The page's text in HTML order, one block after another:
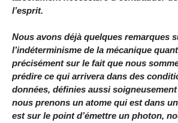
l’esprit.
Nous avons déjà quelques remarques
l’indéterminisme de la mécanique
précisément sur le fait que nous
prédire ce qui arrivera dans des
données, définies aussi
nous prenons un atome qui est dans
est sur le point d’émettre un photon,